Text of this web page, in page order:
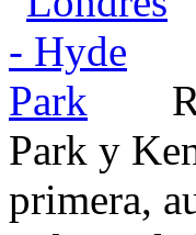
Park y
primera,